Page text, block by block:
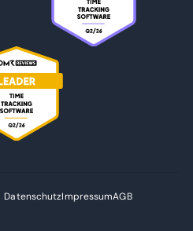
DatenschutzImpressumAGB